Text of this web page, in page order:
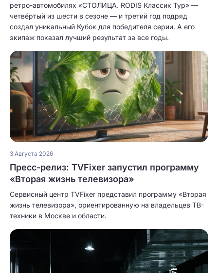
ретро-автомобилях «СТОЛИЦА. RODIS Классик Тур» —
четвёртый из шести в сезоне — и третий год подряд
создал уникальный Кубок для победителя серии. А его
экипаж показал лучший результат за все годы.
3 Августа 2026
Пресс-релиз: TVFixer запустил программу
«Вторая жизнь телевизора»
Сервисный центр TVFixer представил программу «Вторая
жизнь телевизора», ориентированную на владельцев ТВ-
техники в Москве и области.